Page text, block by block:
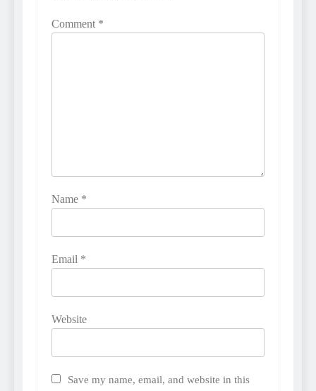
Comment *
Name *
Email *
Website
Save my name, email, and website in this